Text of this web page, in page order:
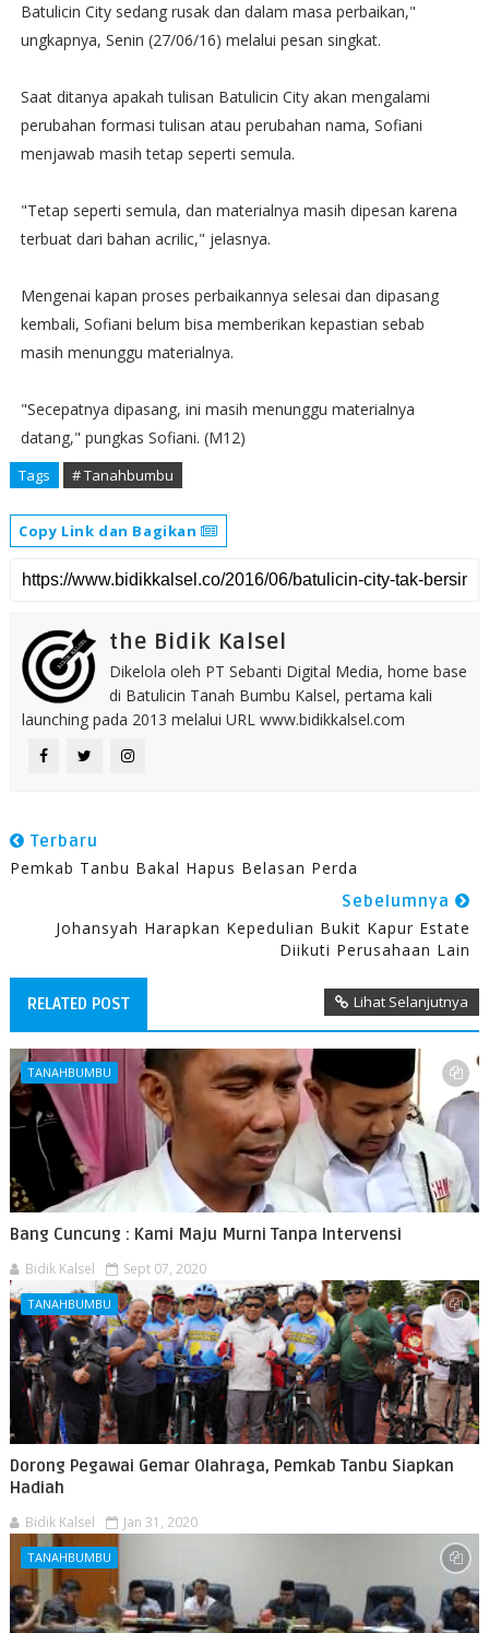
Batulicin City sedang rusak dan dalam masa perbaikan,"
ungkapnya, Senin (27/06/16) melalui pesan singkat.
Saat ditanya apakah tulisan Batulicin City akan mengalami
perubahan formasi tulisan atau perubahan nama, Sofiani
menjawab masih tetap seperti semula.
"Tetap seperti semula, dan materialnya masih dipesan karena
terbuat dari bahan acrilic," jelasnya.
Mengenai kapan proses perbaikannya selesai dan dipasang
kembali, Sofiani belum bisa memberikan kepastian sebab
masih menunggu materialnya.
"Secepatnya dipasang, ini masih menunggu materialnya
datang," pungkas Sofiani. (M12)
Tags # Tanahbumbu
Copy Link dan Bagikan
the Bidik Kalsel
Dikelola oleh PT Sebanti Digital Media, home base
di Batulicin Tanah Bumbu Kalsel, pertama kali
launching pada 2013 melalui URL www.bidikkalsel.com
Terbaru
Pemkab Tanbu Bakal Hapus Belasan Perda
Sebelumnya
Johansyah Harapkan Kepedulian Bukit Kapur Estate
Diikuti Perusahaan Lain
RELATED POST Lihat Selanjutnya
TANAHBUMBU
Bang Cuncung : Kami Maju Murni Tanpa Intervensi
Bidik Kalsel Sept 07, 2020
TANAHBUMBU
Dorong Pegawai Gemar Olahraga, Pemkab Tanbu Siapkan
Hadiah
Bidik Kalsel Jan 31, 2020
TANAHBUMBU